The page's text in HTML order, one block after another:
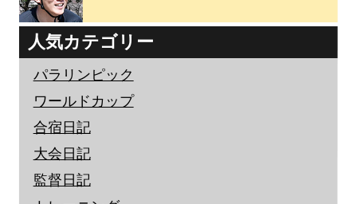
人気カテゴリー
パラリンピック
ワールドカップ
合宿日記
大会日記
監督日記